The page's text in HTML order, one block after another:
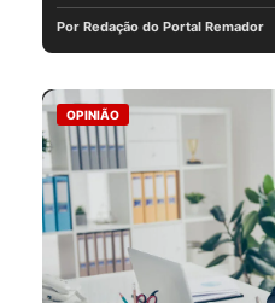
Por Redação do Portal Remador
OPINIÃO